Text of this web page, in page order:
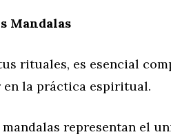
Mandalas
rituales, es esencial
la práctica espiritual.
mandalas representan el